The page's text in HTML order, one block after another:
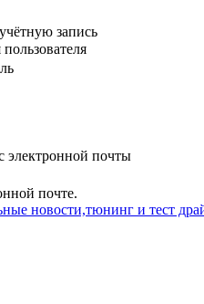
запись
электронной почты
почте.
новости,тюнинг и тест